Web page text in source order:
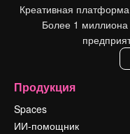
Креативная
Более 1 миллиона
Продукция
Spaces
ИИ-помощник